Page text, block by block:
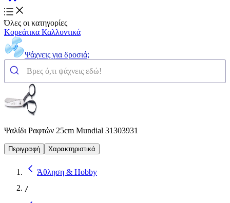
Όλες οι κατηγορίες
Κορεάτικα Καλλυντικά
Ψάχνεις για δροσιά;
Ψαλίδι Ραφτών 25cm Mundial 31303931
Περιγραφή Χαρακτηριστικά
Άθληση & Hobby
/